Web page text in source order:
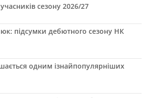
сезону 2026/27
підсумки дебютного сезону НК
одним ізнайпопулярніших